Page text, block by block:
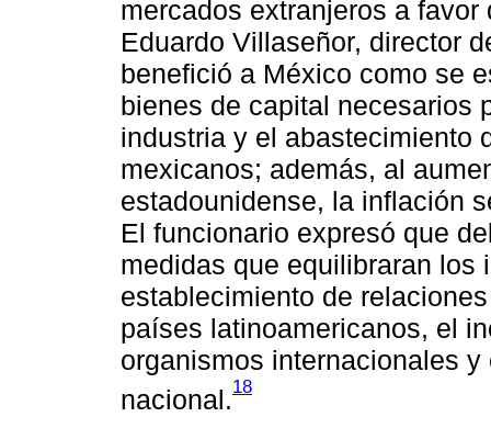
mercados extranjeros a favor
Eduardo Villaseñor, director
benefició a México como se
bienes de capital necesarios
industria y el abastecimiento
mexicanos; además, al
estadounidense, la inflación
El funcionario expresó que
medidas que equilibraran los
establecimiento de
países latinoamericanos, el
organismos internacionales
nacional.18